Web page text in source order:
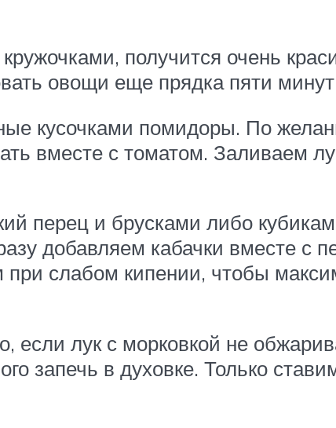
получится очень
овощи еще прядка пяти
кусочками помидоры. По
вместе с томатом. Заливаем
перец и брусками либо
добавляем кабачки вместе с
при слабом кипении, чтобы
если лук с морковкой не
запечь в духовке. Только